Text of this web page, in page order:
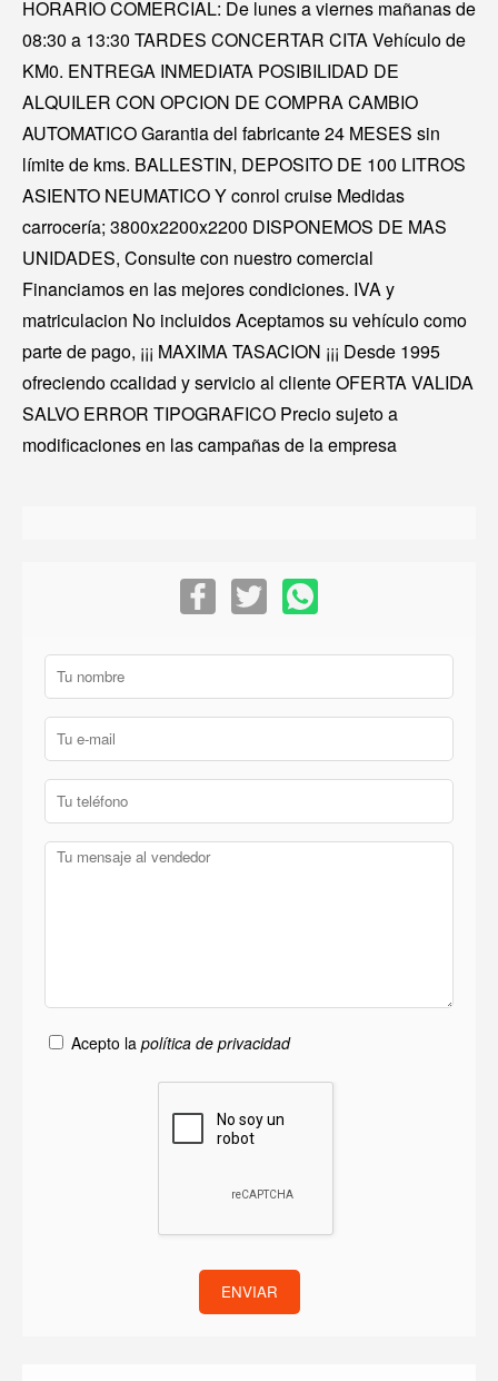
HORARIO COMERCIAL: De lunes a viernes mañanas de
08:30 a 13:30 TARDES CONCERTAR CITA Vehículo de
KM0. ENTREGA INMEDIATA POSIBILIDAD DE
ALQUILER CON OPCION DE COMPRA CAMBIO
AUTOMATICO Garantia del fabricante 24 MESES sin
límite de kms. BALLESTIN, DEPOSITO DE 100 LITROS
ASIENTO NEUMATICO Y conrol cruise Medidas
carrocería; 3800x2200x2200 DISPONEMOS DE MAS
UNIDADES, Consulte con nuestro comercial
Financiamos en las mejores condiciones. IVA y
matriculacion No incluidos Aceptamos su vehículo como
parte de pago, ¡¡¡ MAXIMA TASACION ¡¡¡ Desde 1995
ofreciendo ccalidad y servicio al cliente OFERTA VALIDA
SALVO ERROR TIPOGRAFICO Precio sujeto a
modificaciones en las campañas de la empresa
Acepto la política de privacidad
ENVIAR